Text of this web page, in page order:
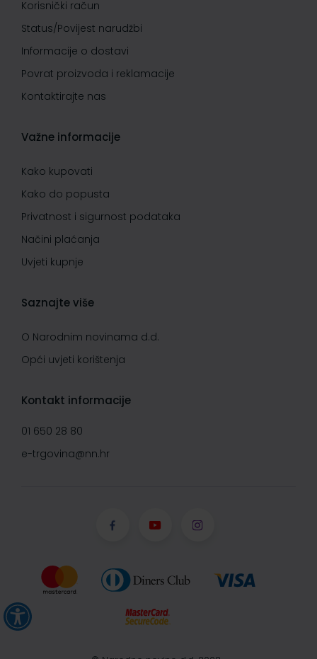
Korisnički račun
Status/Povijest narudžbi
Informacije o dostavi
Povrat proizvoda i reklamacije
Kontaktirajte nas
Važne informacije
Kako kupovati
Kako do popusta
Privatnost i sigurnost podataka
Načini plaćanja
Uvjeti kupnje
Saznajte više
O Narodnim novinama d.d.
Opći uvjeti korištenja
Kontakt informacije
01 650 28 80
e-trgovina@nn.hr